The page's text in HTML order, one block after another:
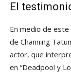
El
En medio de
de Channing
actor, que
en “Deadpool y